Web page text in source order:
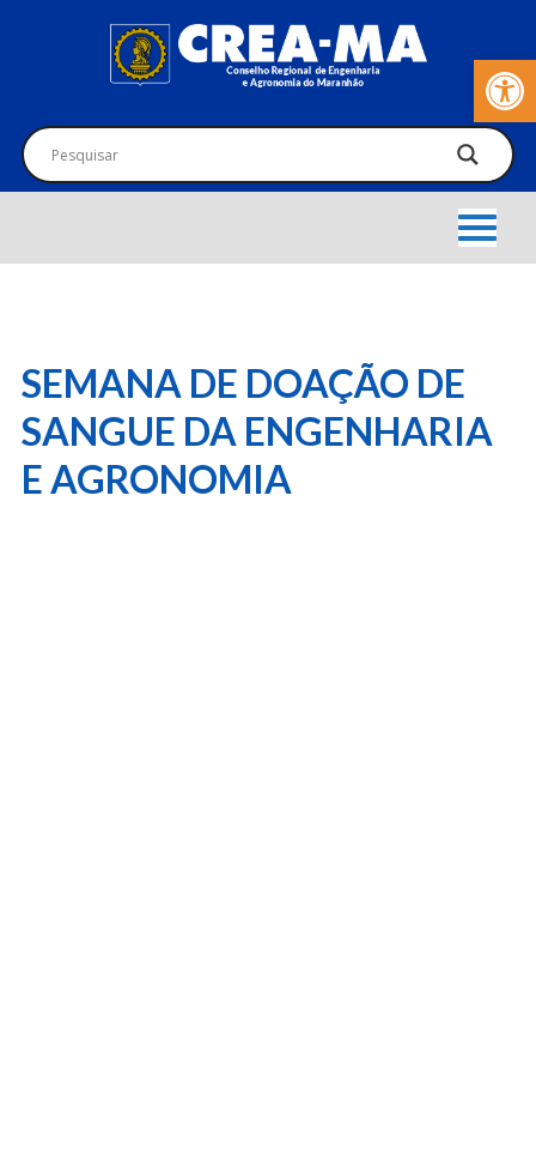
Barra de
SEMANA DE DOAÇÃO DE
SANGUE DA ENGENHARIA
E AGRONOMIA